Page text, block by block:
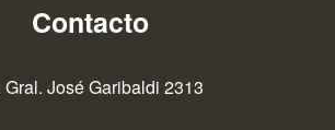
Contacto
Gral. José Garibaldi 2313